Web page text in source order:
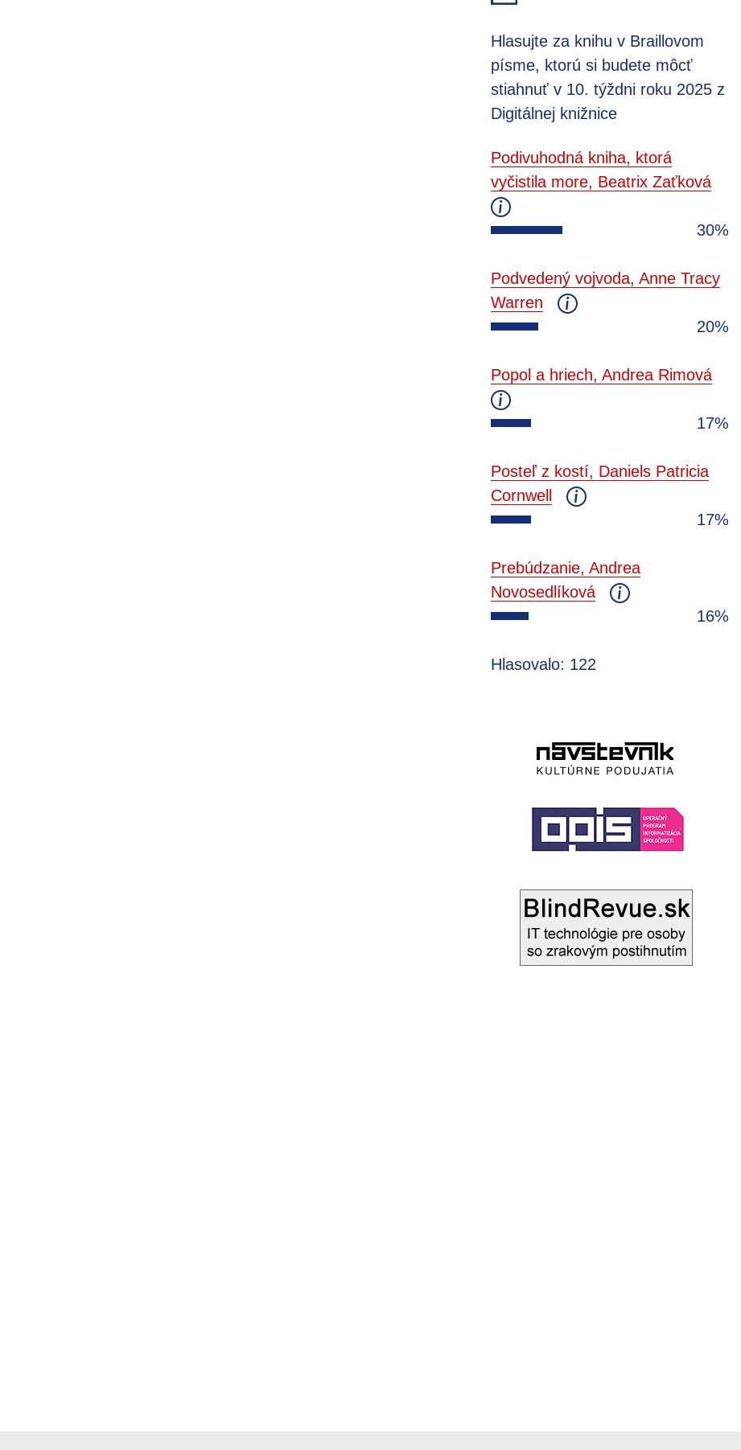
Hlasujte za knihu v Braillovom
písme, ktorú si budete môcť
stiahnuť v 10. týždni roku 2025 z
Digitálnej knižnice
Podivuhodná kniha, ktorá
vyčistila more, Beatrix Zaťková
30%
Podvedený vojvoda, Anne Tracy
Warren
20%
Popol a hriech, Andrea Rimová
17%
Posteľ z kostí, Daniels Patricia
Cornwell
17%
Prebúdzanie, Andrea
Novosedlíková
16%
Hlasovalo: 122